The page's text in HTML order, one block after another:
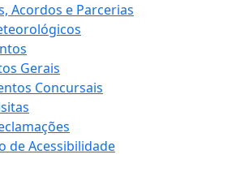
Acordos e Parcerias
Gerais
Concursais
de Acessibilidade